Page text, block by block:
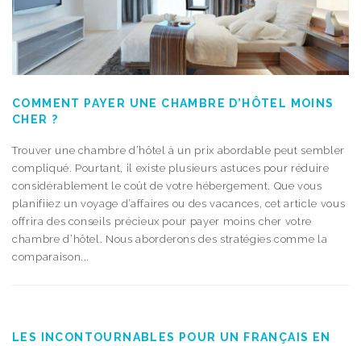
COMMENT PAYER UNE CHAMBRE D’HÔTEL MOINS
CHER ?
Trouver une chambre d’hôtel à un prix abordable peut sembler
compliqué. Pourtant, il existe plusieurs astuces pour réduire
considérablement le coût de votre hébergement. Que vous
planifiiez un voyage d’affaires ou des vacances, cet article vous
offrira des conseils précieux pour payer moins cher votre
chambre d’hôtel. Nous aborderons des stratégies comme la
comparaison...
LES INCONTOURNABLES POUR UN FRANÇAIS EN